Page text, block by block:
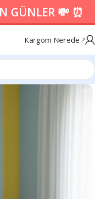
GÜNLER 💸 ⏰
Kargom Nerede ?